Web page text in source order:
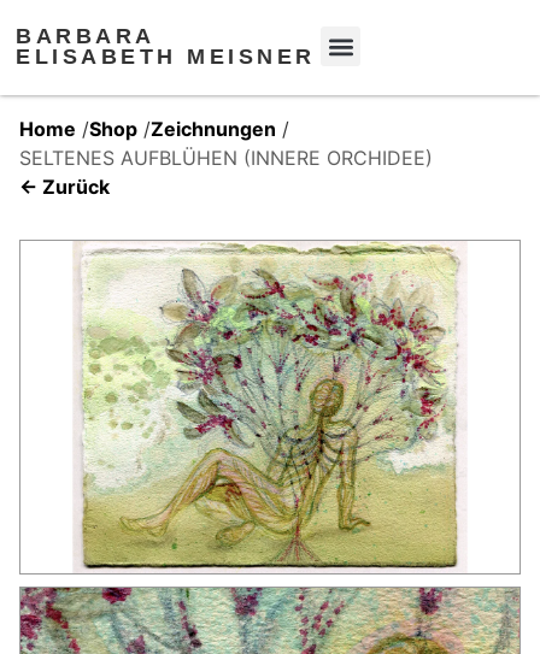
BARBARA
ELISABETH MEISNER
Home /Shop /Zeichnungen /
SELTENES AUFBLÜHEN (INNERE ORCHIDEE)
← Zurück